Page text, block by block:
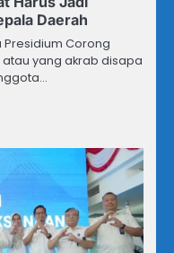
Daerah
Presidium Corong
atau yang akrab disapa